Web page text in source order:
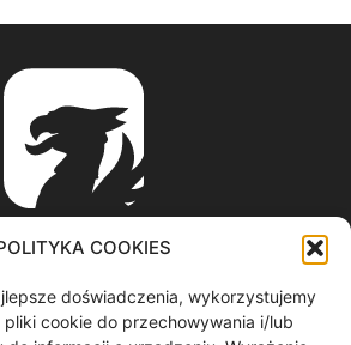
COOKIES
doświadczenia, wykorzystujemy
cookie do przechowywania i/lub
ABOUT US